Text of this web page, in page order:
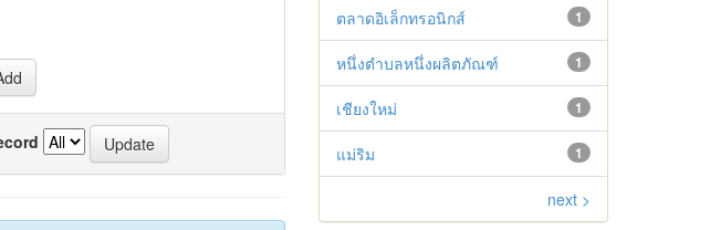
1
ตลาดอิเล็กทรอนิกส์
1
หนึ่งตำบลหนึ่งผลิตภัณฑ์
1
เชียงใหม่
1
แม่ริม
next >